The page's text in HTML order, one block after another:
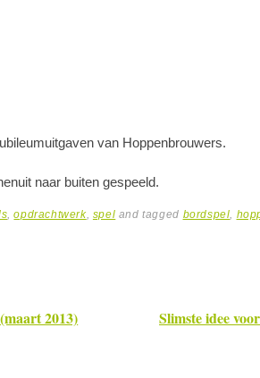
van Hoppenbrouwers.
naar buiten gespeeld.
,opdrachtwerk, spel and tagged bordspel,
2013) Slimste idee